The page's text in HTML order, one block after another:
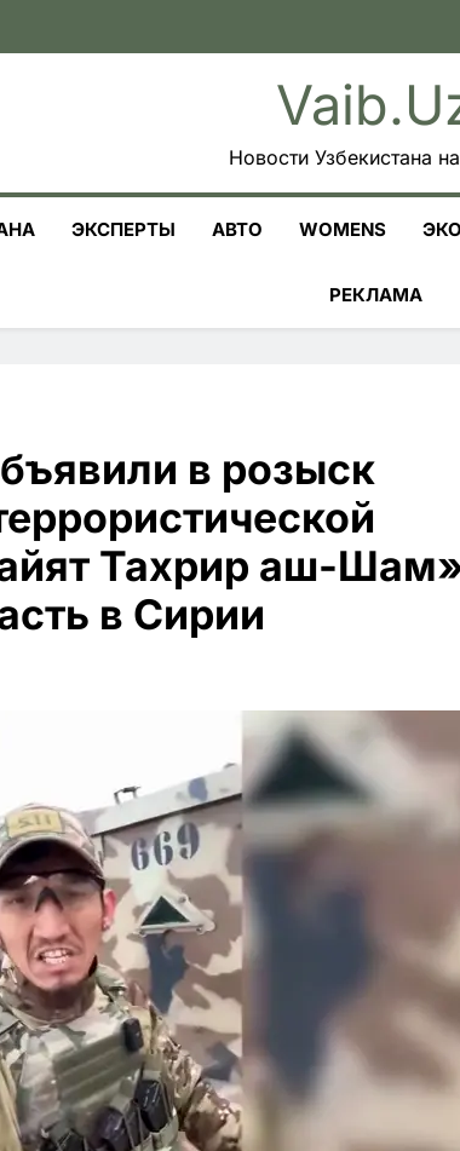
Новости Узбекистана
ЭКСПЕРТЫ АВТО WOMENS
РЕКЛАМА
в розыск
Тахрир аш-
в Сирии